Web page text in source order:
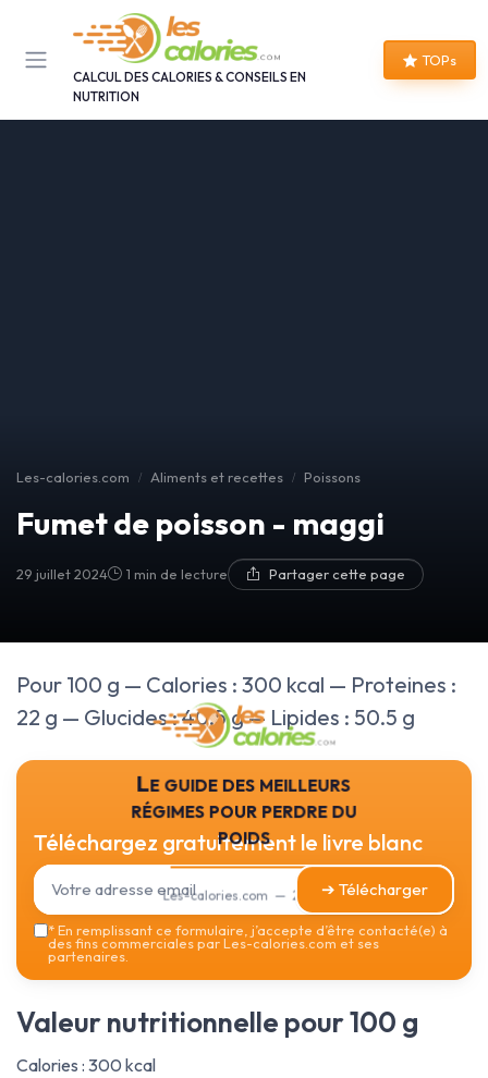
CALCUL DES CALORIES & CONSEILS EN
NUTRITION
TOPs
Les-calories.com Aliments et recettes Poissons
Fumet de poisson - maggi
29 juillet 2024 1 min de lecture Partager cette page
Pour 100 g — Calories : 300 kcal — Proteines :
22 g — Glucides : 40.5 g — Lipides : 50.5 g
Le guide des meilleurs
régimes pour perdre du
poids
Les-calories.com — 2026
Téléchargez gratuitement le livre blanc
➔ Télécharger
*En remplissant ce formulaire, j’accepte d’être contacté(e) à
des fins commerciales par Les-calories.com et ses
partenaires.
Valeur nutritionnelle pour 100 g
Calories : 300 kcal
Panneau de gestion des cookies